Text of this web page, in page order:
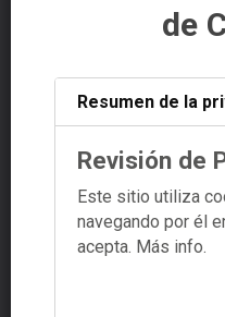
Navegador de
de
Resumen de la
Revisión de
Este sitio utiliza
navegando por él
acepta. Más info.